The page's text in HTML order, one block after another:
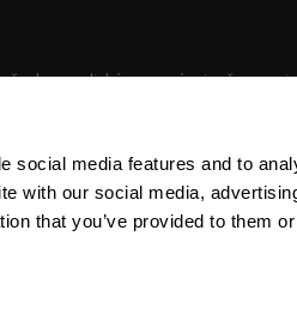
social media features and to
with our social media,
that you’ve provided to them
česko-anglický magazín, jenž mapuje
se úspěšně do online prostředí,
a natáčení Voices of Industry.